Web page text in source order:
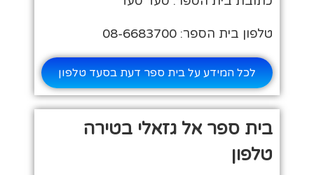
טלפון בית הספר: 08-6683700
לכל המידע על בית ספר דעת בסעד טלפון
בית ספר אל גזאלי בטירה
טלפון